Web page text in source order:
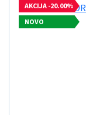
AKCIJA -20.00%
NOVO